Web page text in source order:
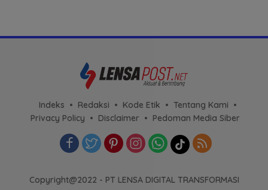
Indeks Redaksi Kode Etik
Tentang Kami
Privacy Policy
Disclaimer Pedoman Media Siber
Copyright@2022 - PT LENSA DIGITAL TRANSFORMASI